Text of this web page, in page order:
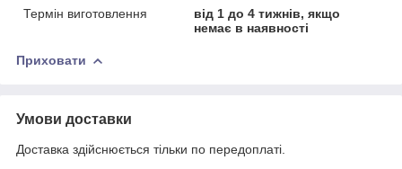
Термін виготовлення
від 1 до 4 тижнів, якщо
немає в наявності
Приховати
Умови доставки
Доставка здійснюється тільки по передоплаті.